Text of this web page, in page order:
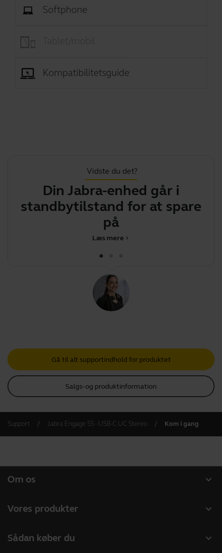
Softphone
Kompatibilitetsguide
Vidste du det?
Din Jabra-enhed går i
standbytilstand for at spare
på batt
chevron_right
Læs mere
Gå til alt supportindhold for produktet
Salgs- og produktinformation
Support Jabra Engage 55 - USB-C UC Stereo Kom i gang
expand_more
Om os
Bæredygtighed
expand_more
Vores produkter
expand_more
Sådan køber du